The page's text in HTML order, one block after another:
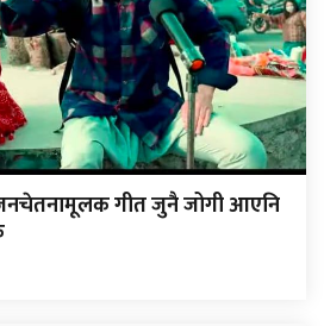
जनचेतनामूलक गीत जुनै जोगी आएनि